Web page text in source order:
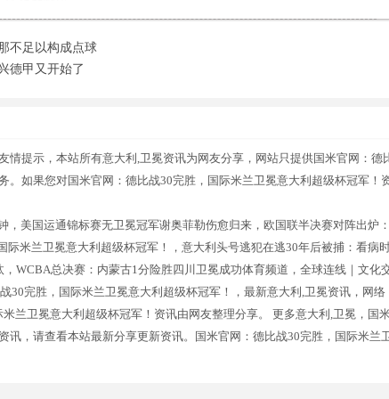
不足以构成点球
德甲又开始了
情提示，本站所有意大利,卫冕资讯为网友分享，网站只提供国米官网：德
如果您对国米官网：德比战30完胜，国际米兰卫冕意大利超级杯冠军！
美国运通锦标赛无卫冕冠军谢奥菲勒伤愈归来，欧国联半决赛对阵出炉：
米兰卫冕意大利超级杯冠军！，意大利头号逃犯在逃30年后被捕：看病
WCBA总决赛：内蒙古1分险胜四川卫冕成功体育频道，全球连线｜文化
30完胜，国际米兰卫冕意大利超级杯冠军！，最新意大利,卫冕资讯，网络
兰卫冕意大利超级杯冠军！资讯由网友整理分享。 更多意大利,卫冕，国
，请查看本站最新分享更新资讯。国米官网：德比战30完胜，国际米兰